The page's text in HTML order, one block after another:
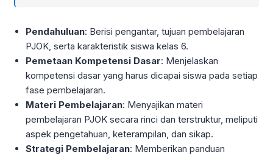
Pendahuluan: Berisi pengantar, tujuan pembelajaran
PJOK, serta karakteristik siswa kelas 6.
Pemetaan Kompetensi Dasar: Menjelaskan
kompetensi dasar yang harus dicapai siswa pada setiap
fase pembelajaran.
Materi Pembelajaran: Menyajikan materi
pembelajaran PJOK secara rinci dan terstruktur, meliputi
aspek pengetahuan, keterampilan, dan sikap.
Strategi Pembelajaran: Memberikan panduan